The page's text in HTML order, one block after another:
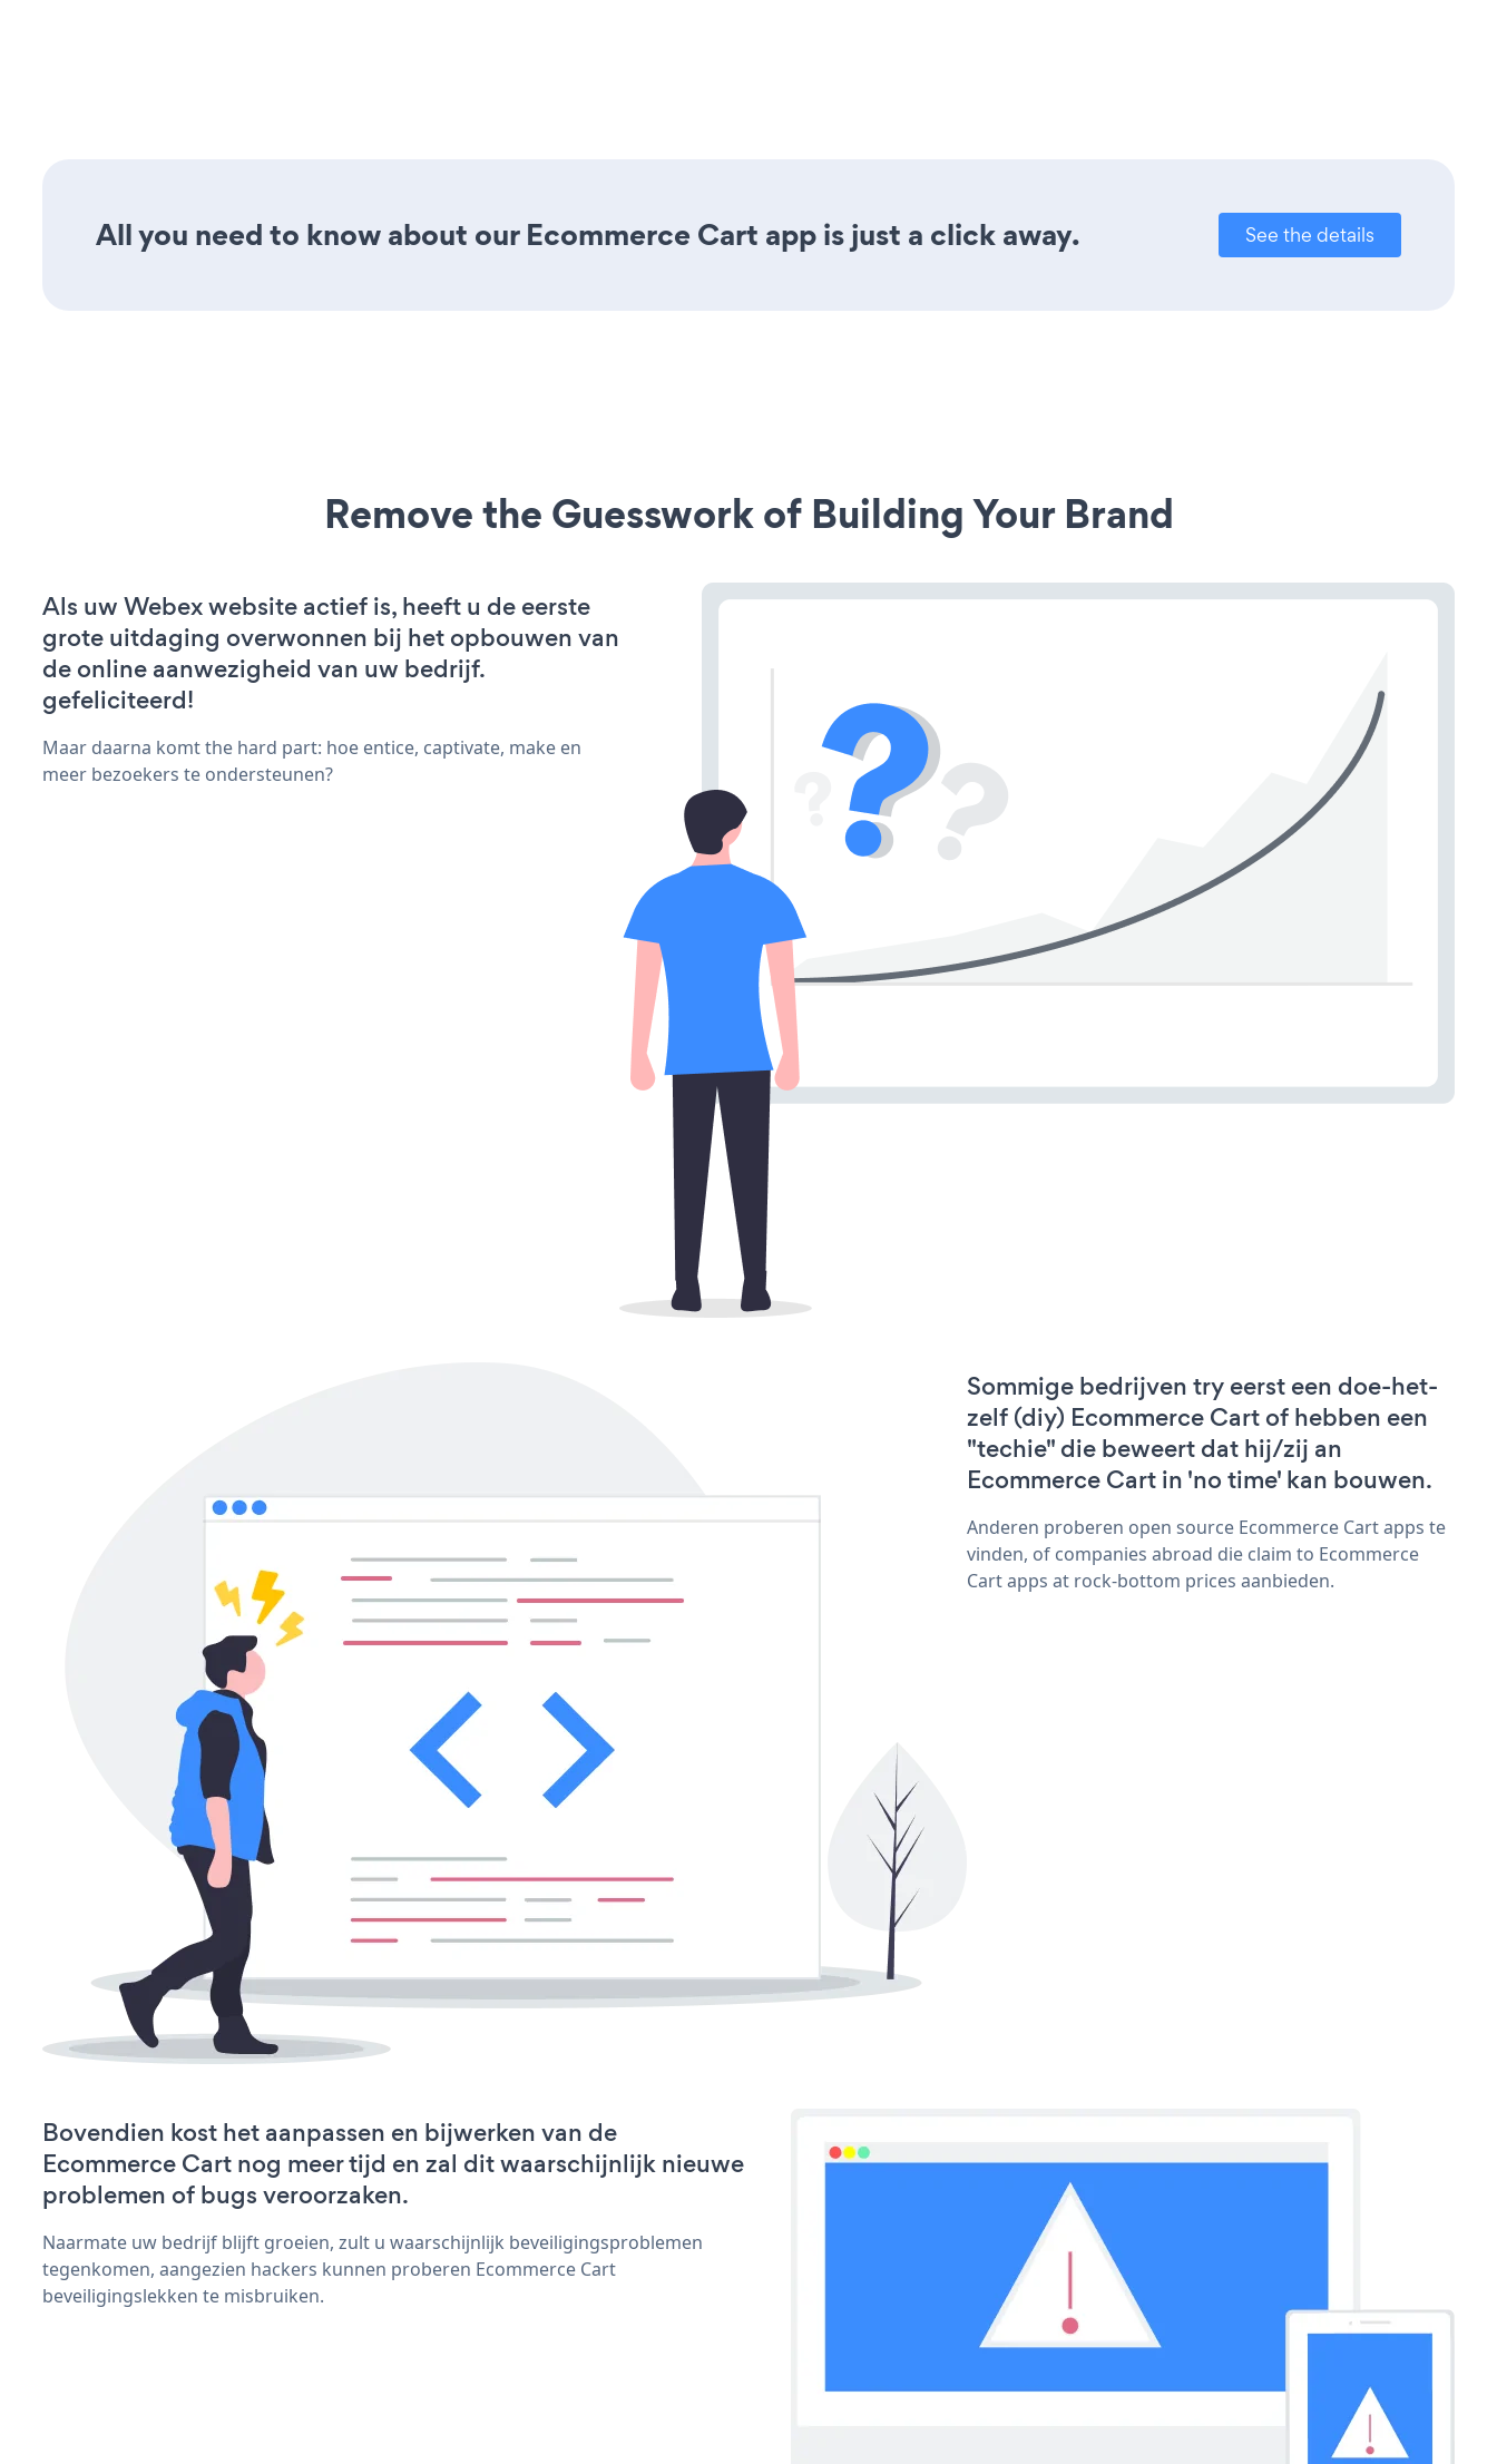
All you need to know about our Ecommerce Cart app is just a click away. See the details
Remove the Guesswork of Building Your Brand
Als uw Webex website actief is, heeft u de eerste
grote uitdaging overwonnen bij het opbouwen van
de online aanwezigheid van uw bedrijf.
gefeliciteerd!
Maar daarna komt the hard part: hoe entice, captivate, make en
meer bezoekers te ondersteunen?
Sommige bedrijven try eerst een doe-het-
zelf (diy) Ecommerce Cart of hebben een
"techie" die beweert dat hij/zij an
Ecommerce Cart in 'no time' kan bouwen.
Anderen proberen open source Ecommerce Cart apps te
vinden, of companies abroad die claim to Ecommerce
Cart apps at rock-bottom prices aanbieden.
Bovendien kost het aanpassen en bijwerken van de
Ecommerce Cart nog meer tijd en zal dit waarschijnlijk nieuwe
problemen of bugs veroorzaken.
Naarmate uw bedrijf blijft groeien, zult u waarschijnlijk beveiligingsproblemen
tegenkomen, aangezien hackers kunnen proberen Ecommerce Cart
beveiligingslekken te misbruiken.